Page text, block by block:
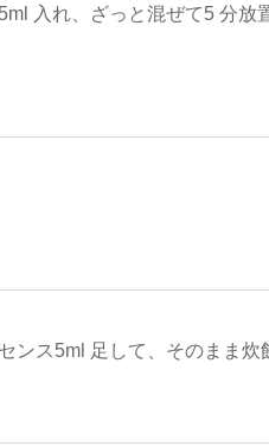
入れ、ざっと混ぜて5 分放
ス5ml 足して、そのまま炊